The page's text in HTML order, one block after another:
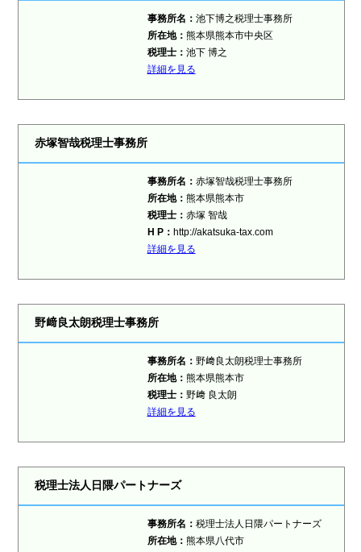
事務所名： 池下博之税理士事務所
所在地： 熊本県熊本市中央区
税理士： 池下 博之
詳細を見る
赤塚智哉税理士事務所
事務所名： 赤塚智哉税理士事務所
所在地： 熊本県熊本市
税理士： 赤塚 智哉
H P： http://akatsuka-tax.com
詳細を見る
野﨑良太朗税理士事務所
事務所名： 野﨑良太朗税理士事務所
所在地： 熊本県熊本市
税理士： 野﨑 良太朗
詳細を見る
税理士法人日隈パートナーズ
事務所名： 税理士法人日隈パートナーズ
所在地： 熊本県八代市